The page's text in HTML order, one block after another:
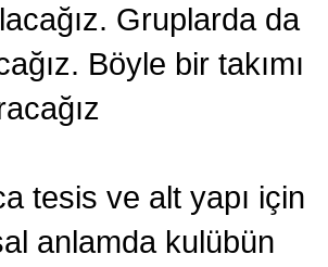
Gruplarda da
Böyle bir takımı
tesis ve alt yapı için
anlamda kulübün